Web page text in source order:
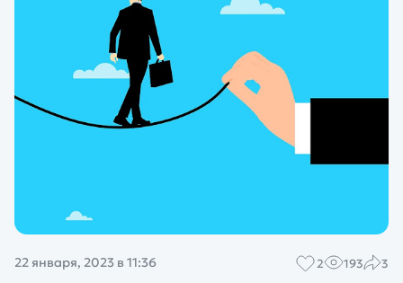
22 января, 2023 в 11:36 2 193 3